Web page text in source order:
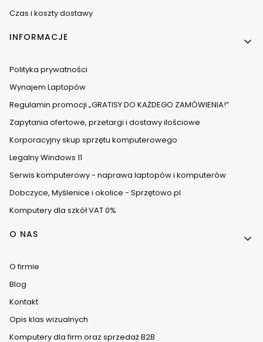
Czas i koszty dostawy
INFORMACJE
Polityka prywatności
Wynajem Laptopów
Regulamin promocji „GRATISY DO KAŻDEGO ZAMÓWIENIA!”
Zapytania ofertowe, przetargi i dostawy ilościowe
Korporacyjny skup sprzętu komputerowego
Legalny Windows 11
Serwis komputerowy - naprawa laptopów i komputerów
Dobczyce, Myślenice i okolice - Sprzętowo.pl
Komputery dla szkół VAT 0%
O NAS
O firmie
Blog
Kontakt
Opis klas wizualnych
Komputery dla firm oraz sprzedaż B2B